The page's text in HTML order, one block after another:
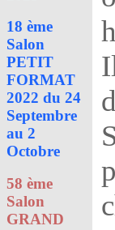
18 ème
Salon
PETIT
FORMAT
2022 du 24
Septembre
au 2
Octobre
58 ème
Salon
GRAND